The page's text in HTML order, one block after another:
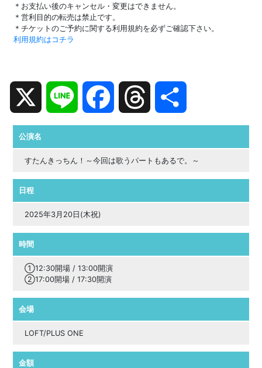
＊お支払い後のキャンセル・変更はできません。
＊営利目的の転売は禁止です。
＊チケットのご予約に関する利用規約を必ずご確認下さい。
利用規約はコチラ
Line Facebook Threads
有
公演名
すたんきっちん！～今回は歌うパートもあるで。～
日程
2025年3月20日(木祝)
時間
①12:30開場 / 13:00開演
②17:00開場 / 17:30開演
会場
LOFT/PLUS ONE
金額